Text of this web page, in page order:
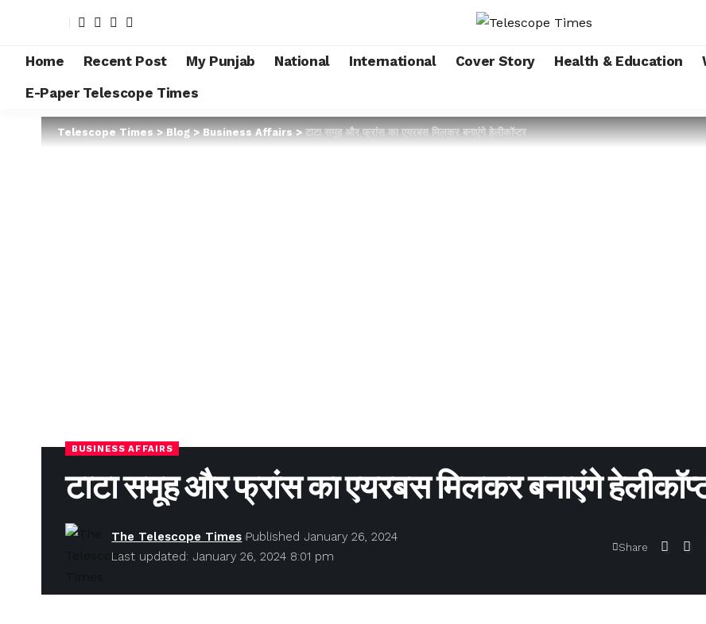
Home Recent Post My Punjab National International Cover Story Health & Education
E-Paper Telescope Times
Telescope Times>Blog>Business Affairs>टाटा समूह और फ्रांस का एयरबस मिलकर बनाएंगे हेलीकॉप्टर
BUSINESS AFFAIRS
टाटा समूह और फ्रांस का एयरबस मिलकर बनाएंगे
Last updated: January 26, 2024 8:01 pm
The Telescope Times Published January 26, 2024
Share